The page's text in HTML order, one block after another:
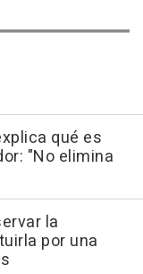
qué es
"No elimina
la
por una